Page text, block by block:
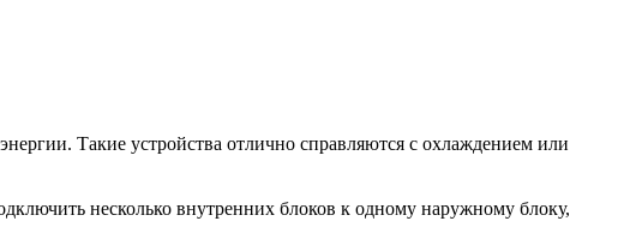
Такие устройства отлично справляются с охлаждением или
несколько внутренних блоков к одному наружному блоку,